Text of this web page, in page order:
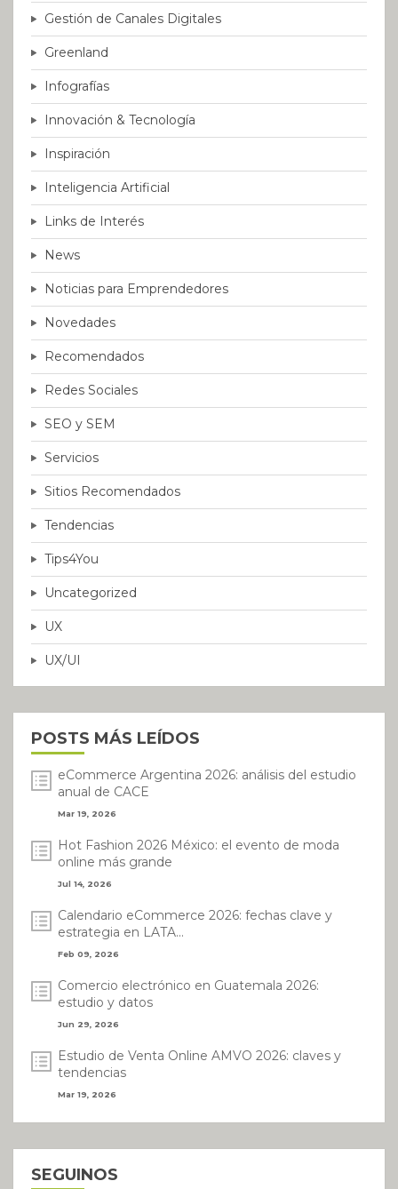
Gestión de Canales Digitales
Greenland
Infografías
Innovación & Tecnología
Inspiración
Inteligencia Artificial
Links de Interés
News
Noticias para Emprendedores
Novedades
Recomendados
Redes Sociales
SEO y SEM
Servicios
Sitios Recomendados
Tendencias
Tips4You
Uncategorized
UX
UX/UI
POSTS MÁS LEÍDOS
eCommerce Argentina 2026: análisis del estudio
anual de CACE
Mar 19, 2026
Hot Fashion 2026 México: el evento de moda
online más grande
Jul 14, 2026
Calendario eCommerce 2026: fechas clave y
estrategia en LATA...
Feb 09, 2026
Comercio electrónico en Guatemala 2026:
estudio y datos
Jun 29, 2026
Estudio de Venta Online AMVO 2026: claves y
tendencias
Mar 19, 2026
SEGUINOS